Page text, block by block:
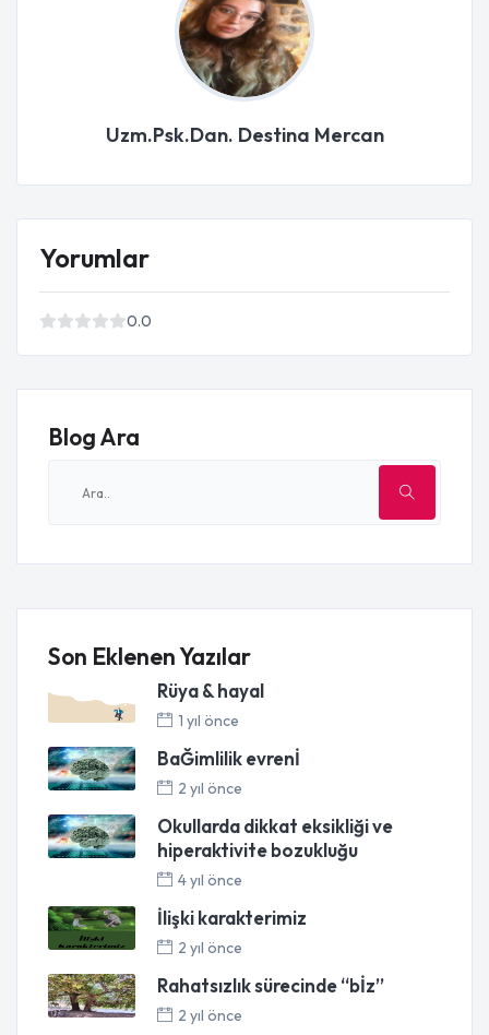
Uzm.Psk.Dan. Destina Mercan
Yorumlar
0.0
Blog Ara
Son Eklenen Yazılar
Rüya & hayal
1 yıl önce
BaĞimlilik evrenİ
2 yıl önce
Okullarda dikkat eksikliği ve
hiperaktivite bozukluğu
4 yıl önce
İlişki karakterimiz
2 yıl önce
Rahatsızlık sürecinde “bİz”
2 yıl önce